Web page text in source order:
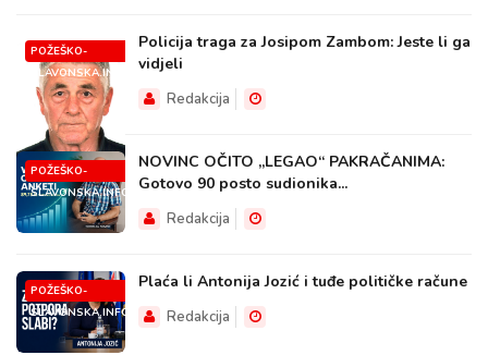
POŽEŠKO-
SLAVONSKA.INFO
Policija traga za Josipom Zambom: Jeste li ga
vidjeli
Redakcija
POŽEŠKO-
SLAVONSKA.INFO
NOVINC OČITO „LEGAO“ PAKRAČANIMA:
Gotovo 90 posto sudionika...
Redakcija
POŽEŠKO-
SLAVONSKA.INFO
Plaća li Antonija Jozić i tuđe političke račune
Redakcija